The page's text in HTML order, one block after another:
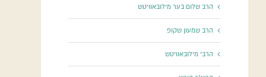
הרב שלום בער מילובאוויטש
הרב שמעון שקופ
הרבי מילובאוויטש